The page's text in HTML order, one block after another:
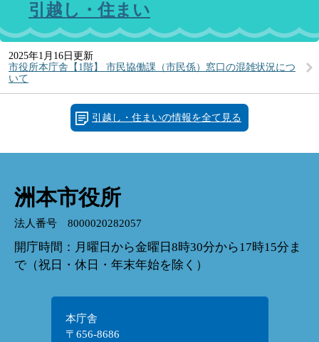
引越し・住まい
2025年1月16日更新
市役所本庁舎【1階】 市民協働課（市民係）窓口の混雑状況につ
いて
引越し・住まいの情報を全て見る
洲本市役所
法人番号 8000020282057
開庁時間：月曜日から金曜日8時30分から17時15分ま
で（祝日・休日・年末年始を除く）
本庁舎
〒656-8686